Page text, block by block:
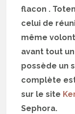
flacon .
celui de
même
avant tout
possède un
complète
sur le site
Sephora.